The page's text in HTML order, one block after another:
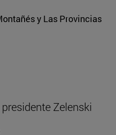
y Las Provincias
Zelenski